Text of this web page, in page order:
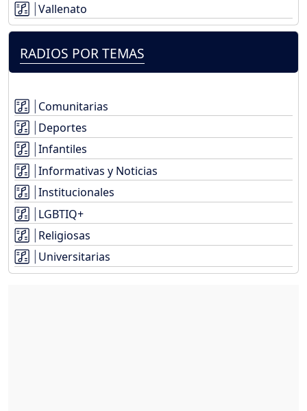
Vallenato
RADIOS POR TEMAS
Comunitarias
Deportes
Infantiles
Informativas y Noticias
Institucionales
LGBTIQ+
Religiosas
Universitarias